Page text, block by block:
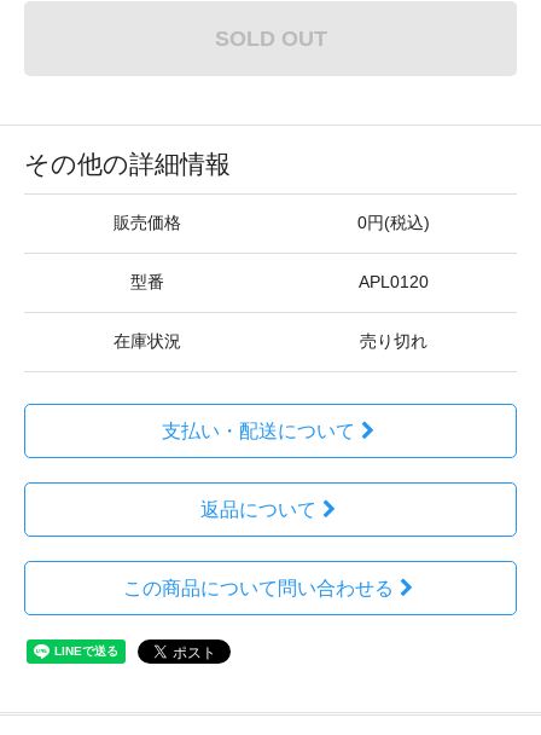
SOLD OUT
その他の詳細情報
販売価格 0円(税込)
型番 APL0120
在庫状況 売り切れ
支払い・配送について
返品について
この商品について問い合わせる